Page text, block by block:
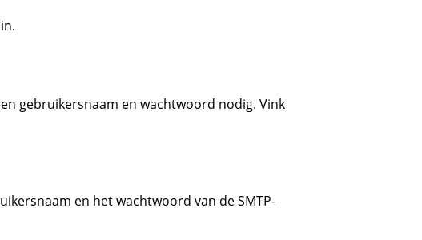
gebruikersnaam en wachtwoord nodig. Vink
en het wachtwoord van de SMTP-